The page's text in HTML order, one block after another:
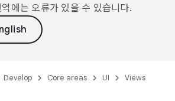
에는 오류가 있을 수 있습니다.
Develop Core areas UI
Views